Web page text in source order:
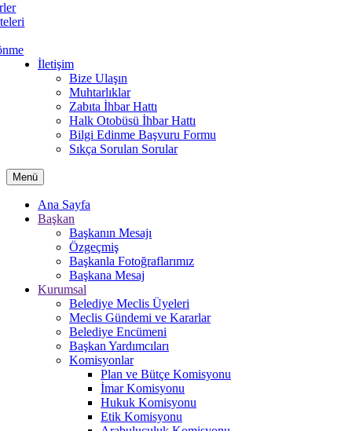
İletişim
Bize Ulaşın
Muhtarlıklar
Zabıta İhbar Hattı
Halk Otobüsü İhbar Hattı
Bilgi Edinme Başvuru Formu
Sıkça Sorulan Sorular
Menü
Ana Sayfa
Başkan
Başkanın Mesajı
Özgeçmiş
Başkanla Fotoğraflarımız
Başkana Mesaj
Kurumsal
Belediye Meclis Üyeleri
Meclis Gündemi ve Kararlar
Belediye Encümeni
Başkan Yardımcıları
Komisyonlar
Plan ve Bütçe Komisyonu
İmar Komisyonu
Hukuk Komisyonu
Etik Komisyonu